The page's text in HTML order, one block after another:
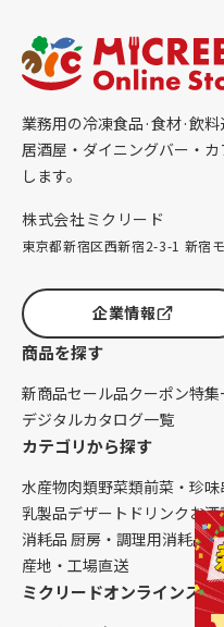
業務用の冷凍食品·食材·飲
居酒屋・ダイニングバー・
します。
株式会社ミクリード
東京都新宿区西新宿2-3-1 新宿
企業情報
商品を探す
新商品セール品クーポン特集
デジタルカタログ一覧
カテゴリから探す
水産物肉類野菜類前菜・珍味
乳製品デザート ドリンク お酒
消耗品 厨房・調理用消耗品
産地・工場直送
ミクリードオンラインスト